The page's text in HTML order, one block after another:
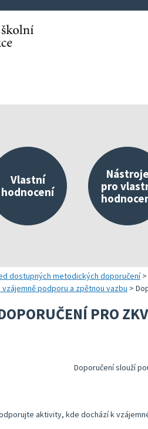
Vlastní
hodnocení
Náměty pro plánování a
Přehled dostupných
Kompetenční předpoklady
Kompetenční rámec
Další náměty pro realizaci
Nástroje
pro
Správa
Nástroje
Přehled
Aktivní
dostupných metodických doporučení>
podporu a zpětnou vazbu >
PRO
Doporučení slouží
aktivity, kde dochází k